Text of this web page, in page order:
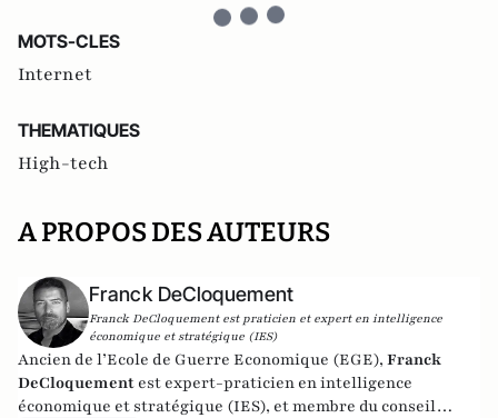
MOTS-CLES
Internet
THEMATIQUES
High-tech
A PROPOS DES AUTEURS
Franck DeCloquement
Franck DeCloquement est praticien et expert en intelligence
économique et stratégique (IES)
Ancien de l’Ecole de Guerre Economique (EGE), Franck
DeCloquement est expert-praticien en intelligence
économique et stratégique (IES), et membre du conseil